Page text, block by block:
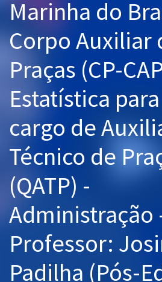
Pós
Graduação
OAB
Mentorias
Questões grátis
Conteúdo gratuito
Aprovados
Marinha do
Corpo Auxiliar
Praças (CP-
Estatística
cargo de
Técnico de
(QATP) -
Administração
Professor:
Padilha (Pós-